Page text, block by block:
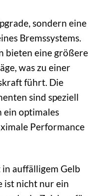
sondern eine
Bremssystems.
bieten eine größere
was zu einer
führt. Die
sind speziell
ein optimales
Performance
auffälligem Gelb
ist nicht nur ein